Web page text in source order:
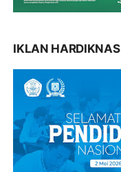
IKLAN